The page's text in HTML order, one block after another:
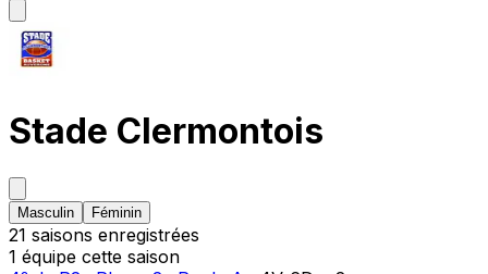
Stade Clermontois
Masculin Féminin
21 saisons enregistrées
1 équipe cette saison